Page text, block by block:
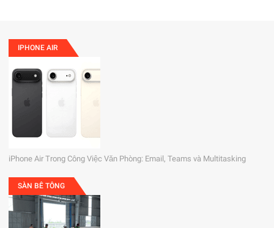
IPHONE AIR
iPhone Air Trong Công Việc Văn Phòng: Email, Teams và Multitasking
SÀN BÊ TÔNG